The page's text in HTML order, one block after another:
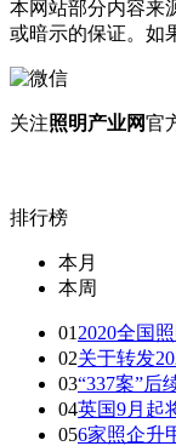
本网站部分内容来
或暗示的保证。如
关注照明产业网官
排行榜
本月
本周
01 2020全国
02关于转发
03“337案”后
04英国9月起
056家照企升